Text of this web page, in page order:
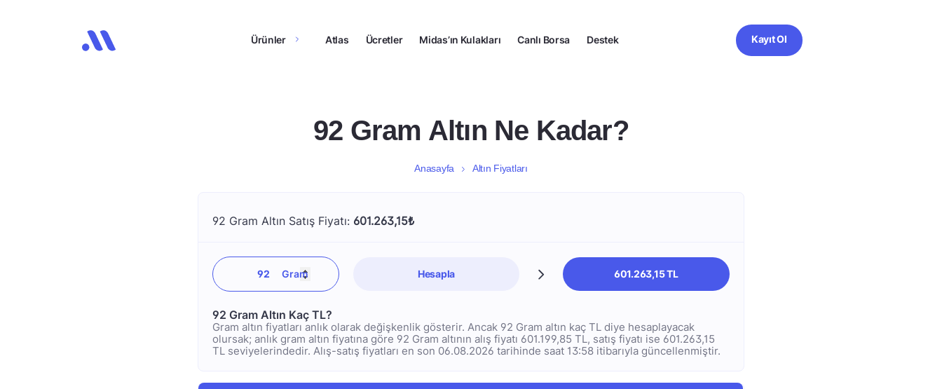
Ürünler Atlas Ücretler Midas’ın Kulakları Canlı Borsa Destek Kayıt Ol
92 Gram Altın Ne Kadar?
Anasayfa Altın Fiyatları
92 Gram Altın Satış Fiyatı: 601.263,15₺
Hesapla 601.263,15 TL
92 Gram Altın Kaç TL?
Gram altın fiyatları anlık olarak değişkenlik gösterir. Ancak 92 Gram altın kaç TL diye hesaplayacak
olursak; anlık gram altın fiyatına göre 92 Gram altının alış fiyatı 601.199,85 TL, satış fiyatı ise 601.263,15
TL seviyelerindedir. Alış-satış fiyatları en son 06.08.2026 tarihinde saat 13:58 itibarıyla güncellenmiştir.